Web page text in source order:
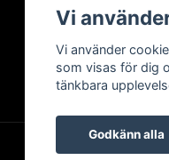
Vi
Vi använder
som visas för dig
tänkbara
Godkänn alla